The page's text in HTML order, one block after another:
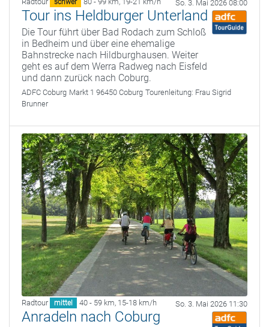
So. 3. Mai 2026 08:00
Tour ins Heldburger Unterland
Die Tour führt über Bad Rodach zum Schloß
in Bedheim und über eine ehemalige
Bahnstrecke nach Hildburghausen. Weiter
geht es auf dem Werra Radweg nach Eisfeld
und dann zurück nach Coburg.
ADFC Coburg Markt 1 96450 Coburg Tourenleitung: Frau Sigrid
Brunner
Radtour mittel 40 - 59 km, 15-18 km/h So. 3. Mai 2026 11:30
Anradeln nach Coburg